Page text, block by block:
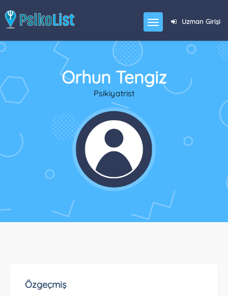
Uzman Girişi
Orhun Tengiz
Psikiyatrist
Özgeçmiş